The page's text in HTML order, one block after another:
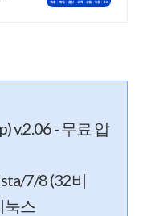
v.2.06 - 무료 압
7/8 (32비
눅스